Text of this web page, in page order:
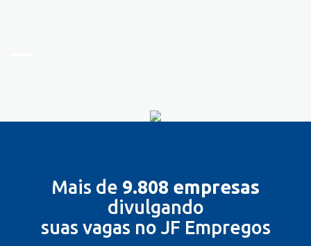
Mais de 9.808 empresas
divulgando
suas vagas no JF Empregos